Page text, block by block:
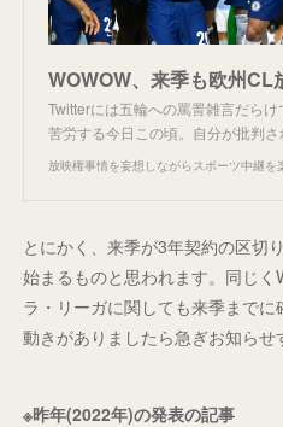
WOWOW、来季も欧州CL
Twitterには五輪への罵詈雑言だら
苦労する今日この頃。自分が批判
放映権事情を妄想しながらスポーツ中継を
とにかく、来季が3年契約の区切
始まるものと思われます。同じく
ラ・リーガに関しても来季までに
動きがありましたら急ぎお知らせ
※昨年(2022年)の発表の記事